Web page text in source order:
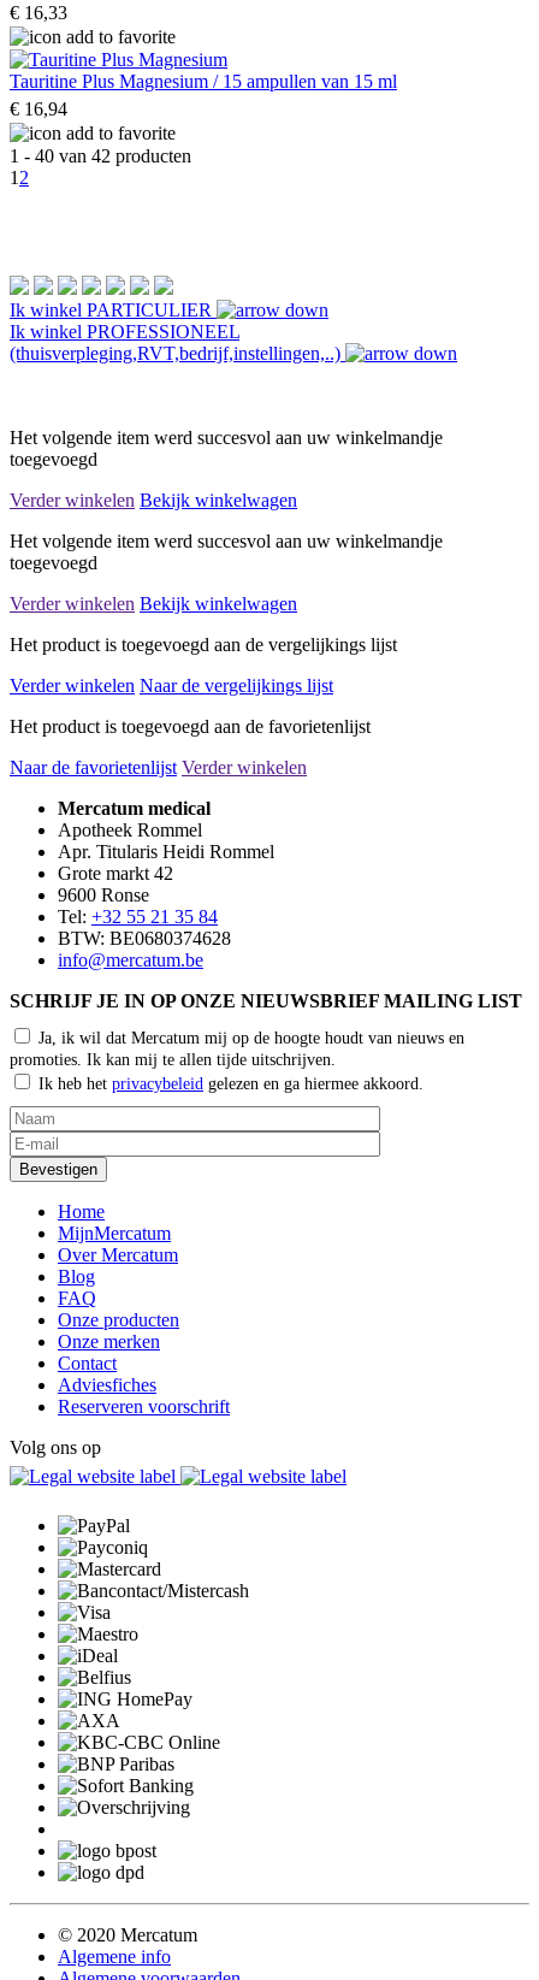
€ 16,33
Tauritine Plus Magnesium / 15 ampullen van 15 ml
€ 16,94
1 - 40 van 42 producten
1 2
Ik winkel PARTICULIER
Ik winkel PROFESSIONEEL
(thuisverpleging,RVT,bedrijf,instellingen,..)
Het volgende item werd succesvol aan uw winkelmandje
toegevoegd
Verder winkelen Bekijk winkelwagen
Het volgende item werd succesvol aan uw winkelmandje
toegevoegd
Verder winkelen Bekijk winkelwagen
Het product is toegevoegd aan de vergelijkings lijst
Verder winkelen Naar de vergelijkings lijst
Het product is toegevoegd aan de favorietenlijst
Naar de favorietenlijst Verder winkelen
Mercatum medical
Apotheek Rommel
Apr. Titularis Heidi Rommel
Grote markt 42
9600 Ronse
Tel: +32 55 21 35 84
BTW: BE0680374628
info@mercatum.be
SCHRIJF JE IN OP ONZE NIEUWSBRIEF MAILING LIST
Ja, ik wil dat Mercatum mij op de hoogte houdt van nieuws en
promoties. Ik kan mij te allen tijde uitschrijven.
Ik heb het privacybeleid gelezen en ga hiermee akkoord.
Home
MijnMercatum
Over Mercatum
Blog
FAQ
Onze producten
Onze merken
Contact
Adviesfiches
Reserveren voorschrift
Volg ons op
© 2020 Mercatum
Algemene info